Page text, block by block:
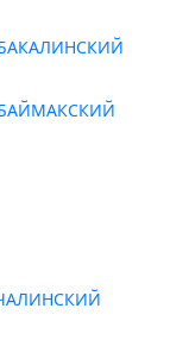
БАКАЛИНСКИЙ
БАЙМАКСКИЙ